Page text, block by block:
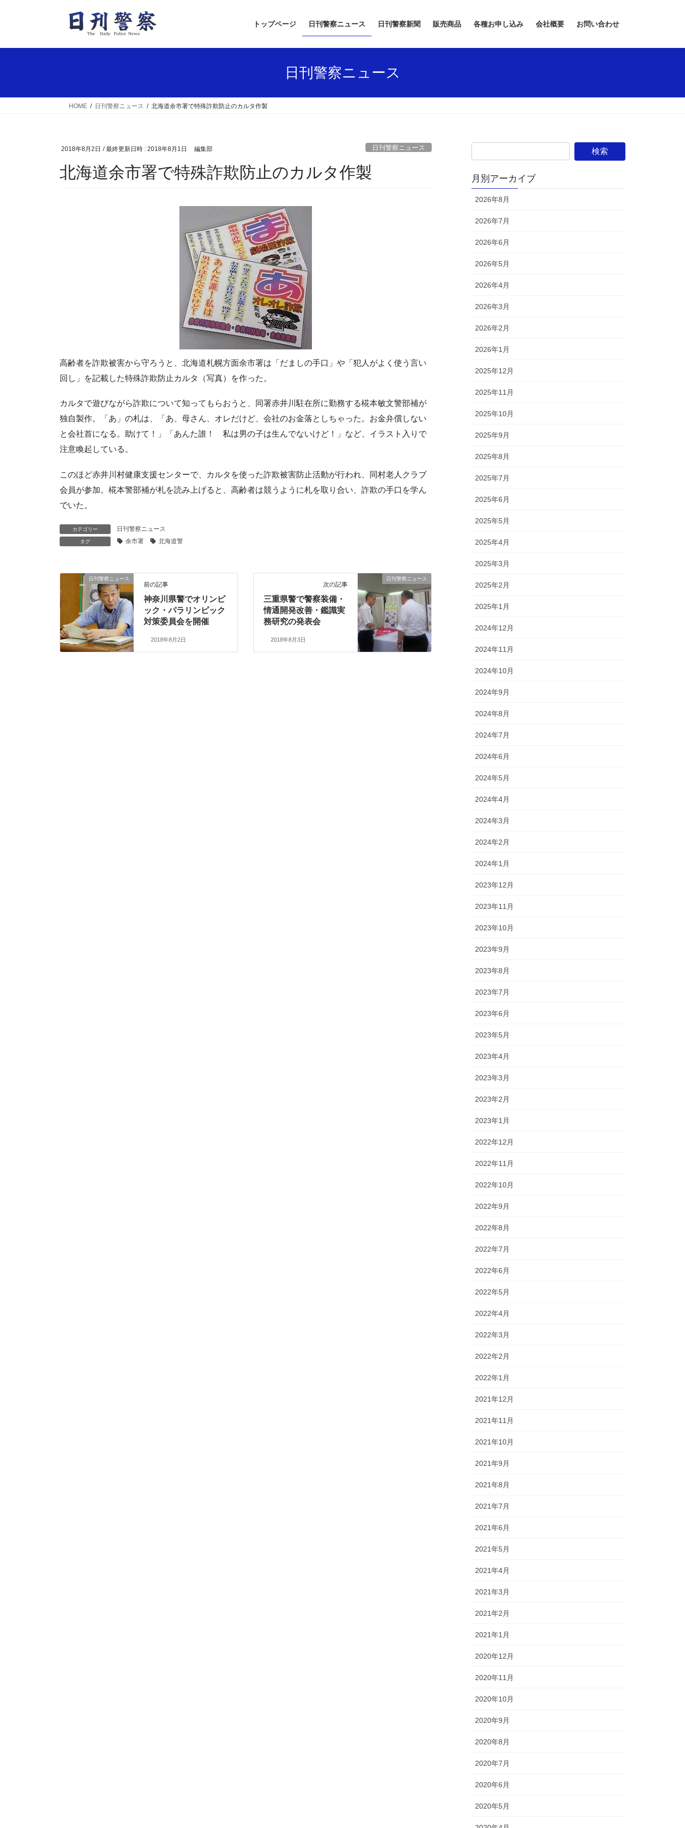
トップページ 日刊警察ニュース 日刊警察新聞 販売商品 各種お申し込み 会社概要 お問い合わせ
日刊警察ニュース
HOME 日刊警察ニュース 北海道余市署で特殊詐欺防止のカルタ作製
2018年8月2日 / 最終更新日時 : 2018年8月1日 編集部 日刊警察ニュース
北海道余市署で特殊詐欺防止のカルタ作製
高齢者を詐欺被害から守ろうと、北海道札幌方面余市署は「だましの手口」や「犯人がよく使う言い
回し」を記載した特殊詐欺防止カルタ（写真）を作った。
カルタで遊びながら詐欺について知ってもらおうと、同署赤井川駐在所に勤務する椛本敏文警部補が
独自製作。「あ」の札は、「あ、母さん、オレだけど、会社のお金落としちゃった。お金弁償しない
と会社首になる。助けて！」「あんた誰！ 私は男の子は生んでないけど！」など、イラスト入りで
注意喚起している。
このほど赤井川村健康支援センターで、カルタを使った詐欺被害防止活動が行われ、同村老人クラブ
会員が参加。椛本警部補が札を読み上げると、高齢者は競うように札を取り合い、詐欺の手口を学ん
でいた。
カテゴリー 日刊警察ニュース
タグ 余市署 北海道警
日刊警察ニュース
前の記事
神奈川県警でオリンピ
ック・パラリンピック
対策委員会を開催
2018年8月2日
日刊警察ニュース
次の記事
三重県警で警察装備・
情通開発改善・鑑識実
務研究の発表会
2018年8月3日
月別アーカイブ
2026年8月
2026年7月
2026年6月
2026年5月
2026年4月
2026年3月
2026年2月
2026年1月
2025年12月
2025年11月
2025年10月
2025年9月
2025年8月
2025年7月
2025年6月
2025年5月
2025年4月
2025年3月
2025年2月
2025年1月
2024年12月
2024年11月
2024年10月
2024年9月
2024年8月
2024年7月
2024年6月
2024年5月
2024年4月
2024年3月
2024年2月
2024年1月
2023年12月
2023年11月
2023年10月
2023年9月
2023年8月
2023年7月
2023年6月
2023年5月
2023年4月
2023年3月
2023年2月
2023年1月
2022年12月
2022年11月
2022年10月
2022年9月
2022年8月
2022年7月
2022年6月
2022年5月
2022年4月
2022年3月
2022年2月
2022年1月
2021年12月
2021年11月
2021年10月
2021年9月
2021年8月
2021年7月
2021年6月
2021年5月
2021年4月
2021年3月
2021年2月
2021年1月
2020年12月
2020年11月
2020年10月
2020年9月
2020年8月
2020年7月
2020年6月
2020年5月